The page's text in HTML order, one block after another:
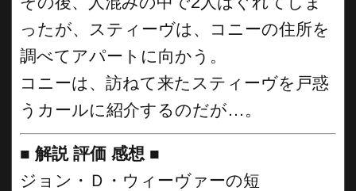
ったが、スティーヴは、コニーの住所を
調べてアパートに向かう。
コニーは、訪ねて来たスティーヴを戸惑
うカールに紹介するのだが…。
■ 解説 評価 感想 ■
ジョン・Ｄ・ウィーヴァーの短